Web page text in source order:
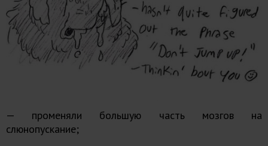
— променяли большую часть мозгов на
слюнопускание;